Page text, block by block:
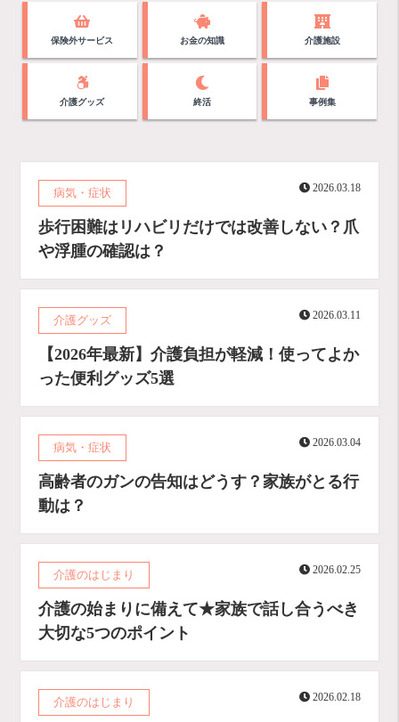
保険外サービス お金の知識 介護施設
介護グッズ 終活 事例集
病気・症状 2026.03.18
歩行困難はリハビリだけでは改善しない？爪
や浮腫の確認は？
介護グッズ 2026.03.11
【2026年最新】介護負担が軽減！使ってよか
った便利グッズ5選
病気・症状 2026.03.04
高齢者のガンの告知はどうす？家族がとる行
動は？
介護のはじまり 2026.02.25
介護の始まりに備えて★家族で話し合うべき
大切な5つのポイント
介護のはじまり 2026.02.18